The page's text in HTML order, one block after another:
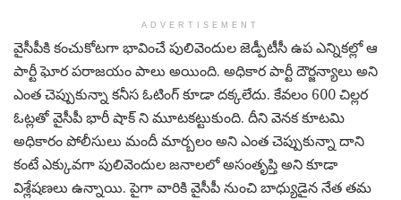
ADVERTISEMENT
వైసీపీకి కంచుకోటగా భావించే పులివెందుల జెడ్పీటీసీ ఉప ఎన్నికల్లో ఆ
పార్టీ ఘోర పరాజయం పాలు అయింది. అధికార పార్టీ దౌర్జన్యాలు అని
ఎంత చెప్పుకున్నా కనీస ఓటింగ్ కూడా దక్కలేదు. కేవలం 600 చిల్లర
ఓట్లతో వైసీపీ భారీ షాక్ ని మూటకట్టుకుంది. దీని వెనక కూటమి
అధికారం పోలీసులు మందీ మార్బలం అని ఎంత చెప్పుకున్నా దాని
కంటే ఎక్కువగా పులివెందుల జనాలలో అసంతృప్తి అని కూడా
విశ్లేషణలు ఉన్నాయి. పైగా వారికి వైసీపీ నుంచి బాధ్యుడైన నేత తమ